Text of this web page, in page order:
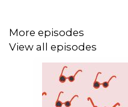
More episodes
View all episodes